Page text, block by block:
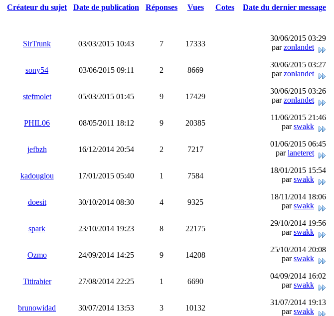
Créateur du sujet Date de publication Réponses Vues Cotes
Date du dernier message
SirTrunk 03/03/2015 10:43 7 17333
30/06/2015 03:29
parzonlandet
sony54 03/06/2015 09:11 2 8669
30/06/2015 03:27
parzonlandet
stefmolet 05/03/2015 01:45 9 17429
30/06/2015 03:26
parzonlandet
PHIL06 08/05/2011 18:12 9 20385
11/06/2015 21:46
parswakk
jefbzh 16/12/2014 20:54 2 7217
01/06/2015 06:45
parlaneteret
kadouglou 17/01/2015 05:40 1 7584
18/01/2015 15:54
parswakk
doesit 30/10/2014 08:30 4 9325
18/11/2014 18:06
parswakk
spark 23/10/2014 19:23 8 22175
29/10/2014 19:56
parswakk
Ozmo 24/09/2014 14:25 9 14208
25/10/2014 20:08
parswakk
Titirabier 27/08/2014 22:25 1 6690
04/09/2014 16:02
parswakk
brunowidad 30/07/2014 13:53 3 10132
31/07/2014 19:13
parswakk